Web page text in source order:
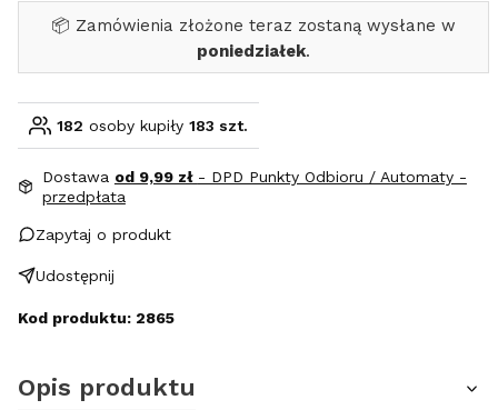
📦 Zamówienia złożone teraz zostaną wysłane w
poniedziałek.
182 osoby kupiły 183 szt.
Dostawa od 9,99 zł - DPD Punkty Odbioru / Automaty -
przedpłata
Zapytaj o produkt
Udostępnij
Kod produktu: 2865
Opis produktu